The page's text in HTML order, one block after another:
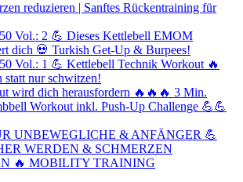
reduzieren | Sanftes Rückentraining für
Vol.: 2 💪 Dieses Kettlebell EMOM
dich 💀 Turkish Get-Up & Burpees!
Vol.: 1 💪 Kettlebell Technik Workout 🔥
statt nur schwitzen!
wird dich herausfordern 🔥🔥🔥 3 Min.
Workout inkl. Push-Up Challenge 💪💪
UNBEWEGLICHE & ANFÄNGER 💪
WERDEN & SCHMERZEN
🔥 MOBILITY TRAINING